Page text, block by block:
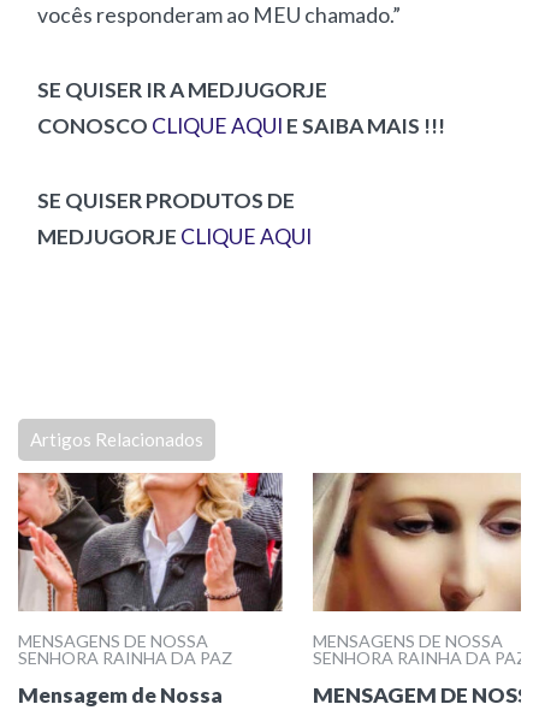
vocês responderam ao MEU chamado.”
SE QUISER IR A MEDJUGORJE
CONOSCO CLIQUE AQUI E SAIBA MAIS !!!
SE QUISER PRODUTOS DE
MEDJUGORJE CLIQUE AQUI
Artigos Relacionados
MENSAGENS DE NOSSA
SENHORA RAINHA DA PAZ
Mensagem de Nossa
MENSAGENS DE NOSSA
SENHORA RAINHA DA PAZ
MENSAGEM DE